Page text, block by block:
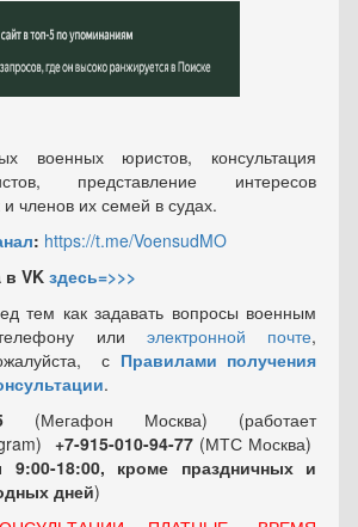
военных юристов, консультация
представление интересов
членов их семей в судах.
: https://t.me/VoensudMO
в VK здесь=>>>
тем как задавать вопросы военным
или электронной почте,
с Правилами получения
.
(Мегафон Москва) (работает
+7-915-010-94-77 (МТС Москва)
18:00, кроме праздничных и
дней)